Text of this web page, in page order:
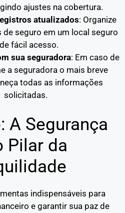
ajustes na cobertura.
atualizados: Organize
seguro em um local seguro
fácil acesso.
sua seguradora: Em caso de
a seguradora o mais breve
todas as informações
solicitadas.
A Segurança
Pilar da
indispensáveis para
e garantir sua paz de